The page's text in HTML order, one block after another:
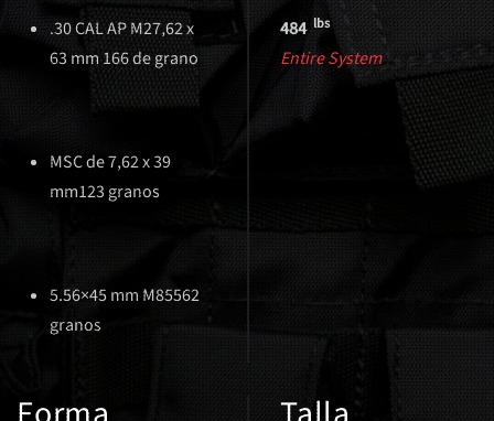
.30 CAL AP M27,62 x
63 mm 166 de grano
MSC de 7,62 x 39
mm123 granos
5.56×45 mm M85562
granos
484 lbs
Entire System